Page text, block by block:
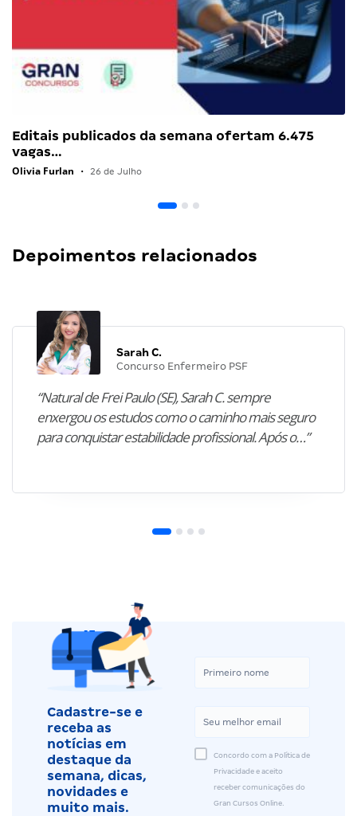
Editais publicados da semana ofertam 6.475
vagas…
Olivia Furlan • 26 de Julho
Depoimentos relacionados
Sarah C.
Concurso Enfermeiro PSF
“Natural de Frei Paulo (SE), Sarah C. sempre
enxergou os estudos como o caminho mais seguro
para conquistar estabilidade profissional. Após o…”
Cadastre-se e
receba as
notícias em
destaque da
semana, dicas,
novidades e
muito mais.
Concordo com a Política de
Privacidade e aceito
receber comunicações do
Gran Cursos Online.